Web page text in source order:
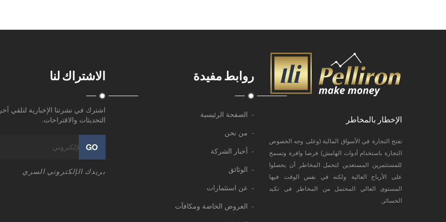
الإخطار بالمخاطر
تفتح التجارة في الأسواق المالية (وعلى وجه الخصوص
التجارة باستخدام أدوات الهامش) فرصا وافرة وتسمح
للمستثمرين المستعدين لتحمل المخاطر أن يحصلوا
على الأرباح العالية ولكنه في نفس الوقت فيها
المستوى العالي المحتمل من المخاطر في تكبد
الخسائر.
روابط مفيدة
- الصفحة الرئيسية
- من نحن
- أخبار الشركة
- الوثائق
- عن استثمارات
- العروض الخاضة ومكافآت
الاشتراك لنا
اشترك في نشرتنا الإخبارية لتلقي آخر
التحديثات والاقتراحات.
GO
بريدك الإلكتروني السري